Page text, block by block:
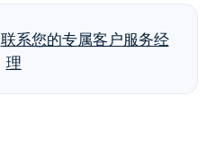
联系您的专属客户服务经
理